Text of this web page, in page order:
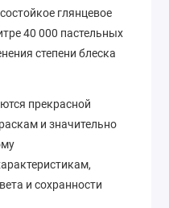
глянцевое
40 000 пастельных
степени блеска
прекрасной
и значительно
и сохранности